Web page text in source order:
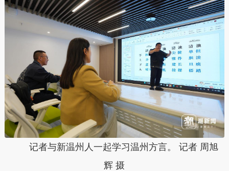
记者与新温州人一起学习温州方言。 记者 周旭
辉 摄